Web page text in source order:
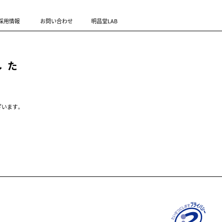
用情報 お問い合わせ 明昌堂LAB
ます。